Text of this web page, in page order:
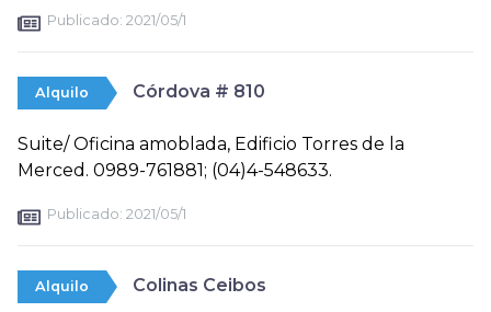
Publicado: 2021/05/1
Alquilo Córdova # 810
Suite/ Oficina amoblada, Edificio Torres de la
Merced. 0989-761881; (04)4-548633.
Publicado: 2021/05/1
Alquilo Colinas Ceibos